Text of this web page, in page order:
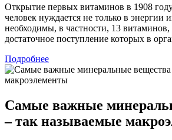
Открытие первых витаминов в 1908
человек нуждается не только в
необходимы, в частности, 13 витаминов,
достаточное поступление которых в
Подробнее
Самые важные
– так называемые